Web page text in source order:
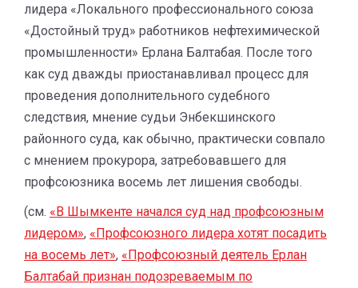
лидера «Локального профессионального союза
«Достойный труд» работников нефтехимической
промышленности» Ерлана Балтабая. После того
как суд дважды приостанавливал процесс для
проведения дополнительного судебного
следствия, мнение судьи Энбекшинского
районного суда, как обычно, практически совпало
с мнением прокурора, затребовавшего для
профсоюзника восемь лет лишения свободы.
(см. «В Шымкенте начался суд над профсоюзным
лидером», «Профсоюзного лидера хотят посадить
на восемь лет», «Профсоюзный деятель Ерлан
Балтабай признан подозреваемым по